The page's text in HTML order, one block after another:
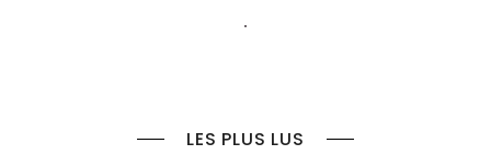
LES PLUS LUS